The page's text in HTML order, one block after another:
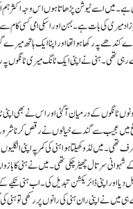
اسے ٹیوشن پڑھاتا ہوں اس وجہ اکثر ہم
زاد میری کی بات ہے۔ بہن اور اسکی امی کسی
کندھے پہ رکھا ہوا تھا اور اپنا ایک ہاتھ
رہی تھی ۔ ہنی نے اپنی ایک ٹانگ میری
دونوں ٹانگوں کے درمیان آگئی اور اس نے
عجیب سے گندے خیالوں نے رقص کرنا شروع
۔ میں لڈو کھیلتا ہوا ہنی کی کمر پہ اپنی
سر تال چھیڑ چکی تھی۔ میں نے ہنی کا بازو
دیا اور اپنی ڈائریکشن تبدیل کی۔ اب ہنی
ہی میں نے اپنی ران ہنی کی رانوں پر رکھی تو